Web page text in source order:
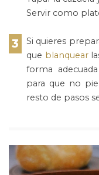
Servir como
3 Si quieres
que blanquear
forma
para que no
resto de pasos